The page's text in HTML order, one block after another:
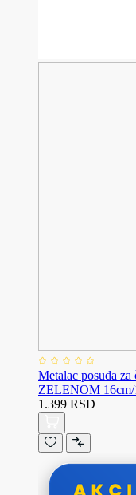
Metalac posuda
ZELENOM
1.399 RSD